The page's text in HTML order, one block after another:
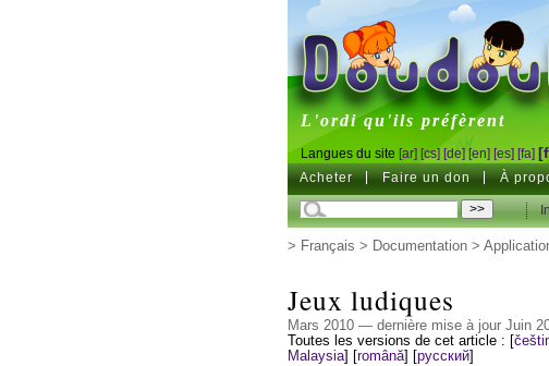
L'ordi qu'ils préfèrent
Langues du site [ar] [cs] [de] [en] [es] [fa]
Acheter Faire un don À
> Français > Documentation>
Jeux ludiques
Mars 2010 — dernière mise à jour Juin
Toutes les versions de cet article :
Malaysia] română] русский]